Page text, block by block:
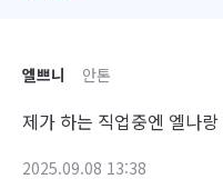
엘쁘니 안톤
제가 하는 직업중엔 엘나
2025.09.08 13:38